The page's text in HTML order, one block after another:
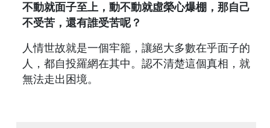
不動就面子至上，動不動就虛榮心爆棚，那自己
不受苦，還有誰受苦呢？
人情世故就是一個牢籠，讓絕大多數在乎面子的
人，都自投羅網在其中。認不清楚這個真相，就
無法走出困境。